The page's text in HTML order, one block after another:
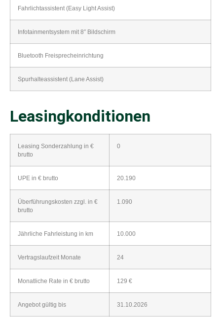
Fahrlichtassistent (Easy Light Assist)
Infotainmentsystem mit 8″ Bildschirm
Bluetooth Freisprecheinrichtung
Spurhalteassistent (Lane Assist)
Leasingkonditionen
Leasing Sonderzahlung in €
brutto
0
UPE in € brutto 20.190
Überführungskosten zzgl. in €
brutto
1.090
Jährliche Fahrleistung in km 10.000
Vertragslaufzeit Monate 24
Monatliche Rate in € brutto 129 €
Angebot gültig bis 31.10.2026